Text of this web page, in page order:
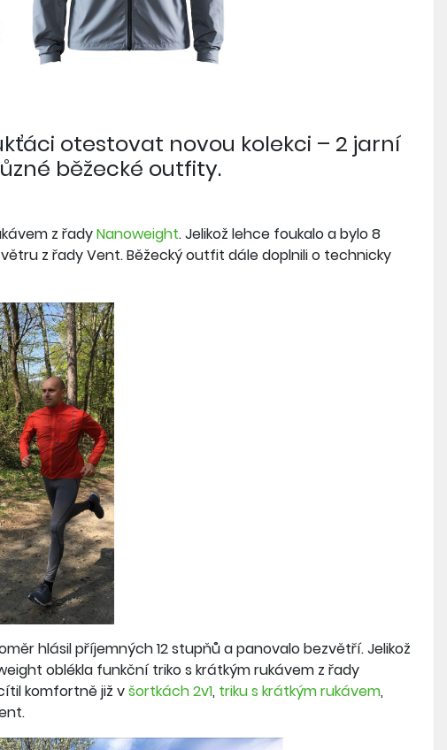
otestovat novou kolekci – 2 jarní
běžecké outfity.
z řadyNanoweight. Jelikož lehce foukalo a bylo 8
z řady Vent. Běžecký outfit dále doplnili o technicky
hlásil příjemných 12 stupňů a panovalo bezvětří. Jelikož
oblékla funkční triko s krátkým rukávem z řady
komfortně již všortkách 2v1, triku s krátkým rukávem,